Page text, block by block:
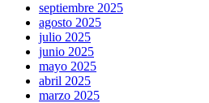
septiembre 2025
agosto 2025
julio 2025
junio 2025
mayo 2025
abril 2025
marzo 2025